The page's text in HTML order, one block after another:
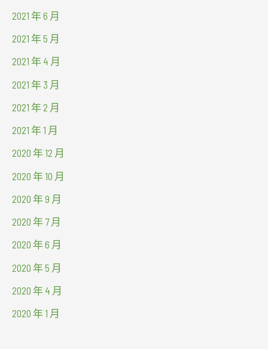
2021 年 6 月
2021 年 5 月
2021 年 4 月
2021 年 3 月
2021 年 2 月
2021 年 1 月
2020 年 12 月
2020 年 10 月
2020 年 9 月
2020 年 7 月
2020 年 6 月
2020 年 5 月
2020 年 4 月
2020 年 1 月